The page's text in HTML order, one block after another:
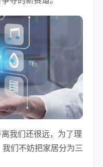
我们还很远，为了理
们不妨把家居分为三